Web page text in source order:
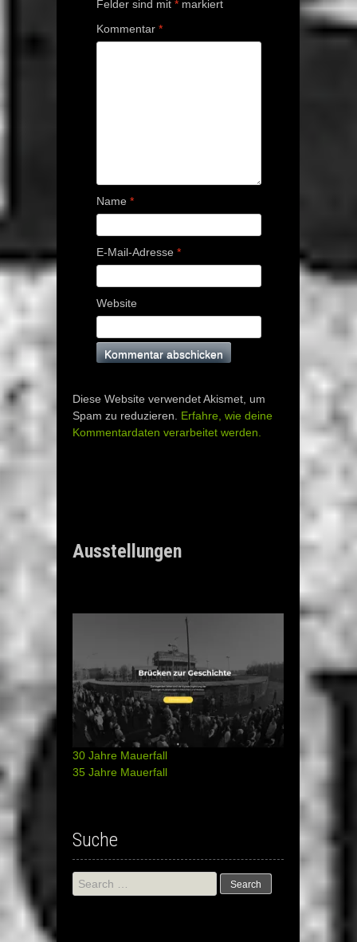
Felder sind mit * markiert
Kommentar *
Name *
E-Mail-Adresse *
Website
Diese Website verwendet Akismet, um
Spam zu reduzieren. Erfahre, wie deine
Kommentardaten verarbeitet werden.
Ausstellungen
30 Jahre Mauerfall
35 Jahre Mauerfall
Suche
Search
for: